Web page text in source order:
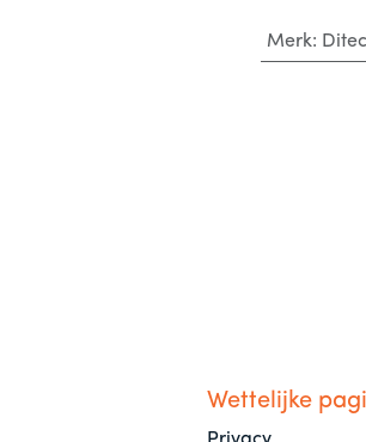
Merk: Ditec
Wettelijke